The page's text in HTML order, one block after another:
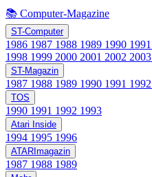
📚 Computer-Magazine
ST-Computer
1986 1987 1988 1989 1990 1991
1998 1999 2000 2001 2002 2003
ST-Magazin
1987 1988 1989 1990 1991 1992
TOS
1990 1991 1992 1993
Atari Inside
1994 1995 1996
ATARImagazin
1987 1988 1989